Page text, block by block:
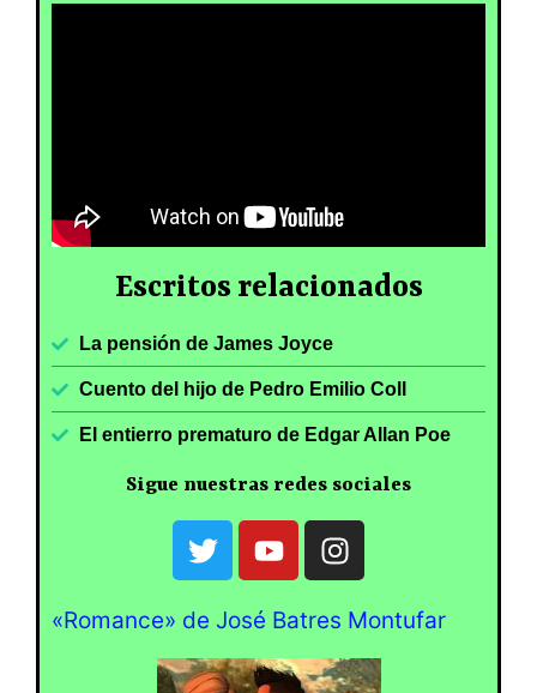
Escritos relacionados
La pensión de James Joyce
Cuento del hijo de Pedro Emilio Coll
El entierro prematuro de Edgar Allan Poe
Sigue nuestras redes sociales
«Romance» de José Batres Montufar